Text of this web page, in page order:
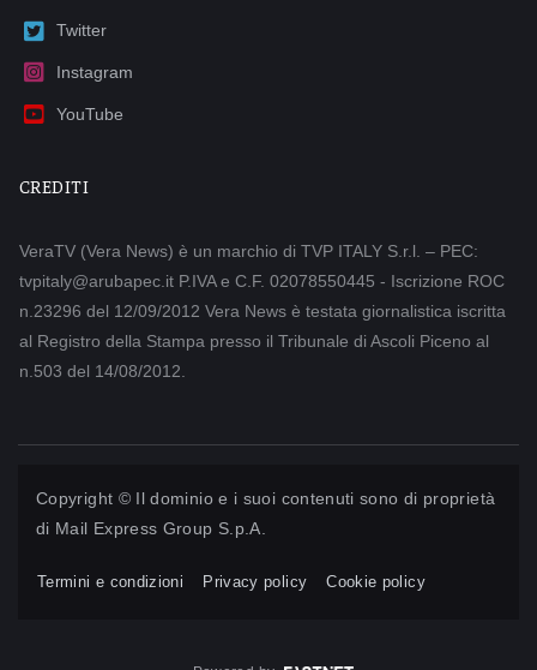
Twitter
Instagram
YouTube
CREDITI
VeraTV (Vera News) è un marchio di TVP ITALY S.r.l. – PEC:
tvpitaly@arubapec.it P.IVA e C.F. 02078550445 - Iscrizione ROC
n.23296 del 12/09/2012 Vera News è testata giornalistica iscritta
al Registro della Stampa presso il Tribunale di Ascoli Piceno al
n.503 del 14/08/2012.
Copyright © Il dominio e i suoi contenuti sono di proprietà
di Mail Express Group S.p.A.
Termini e condizioni Privacy policy Cookie policy